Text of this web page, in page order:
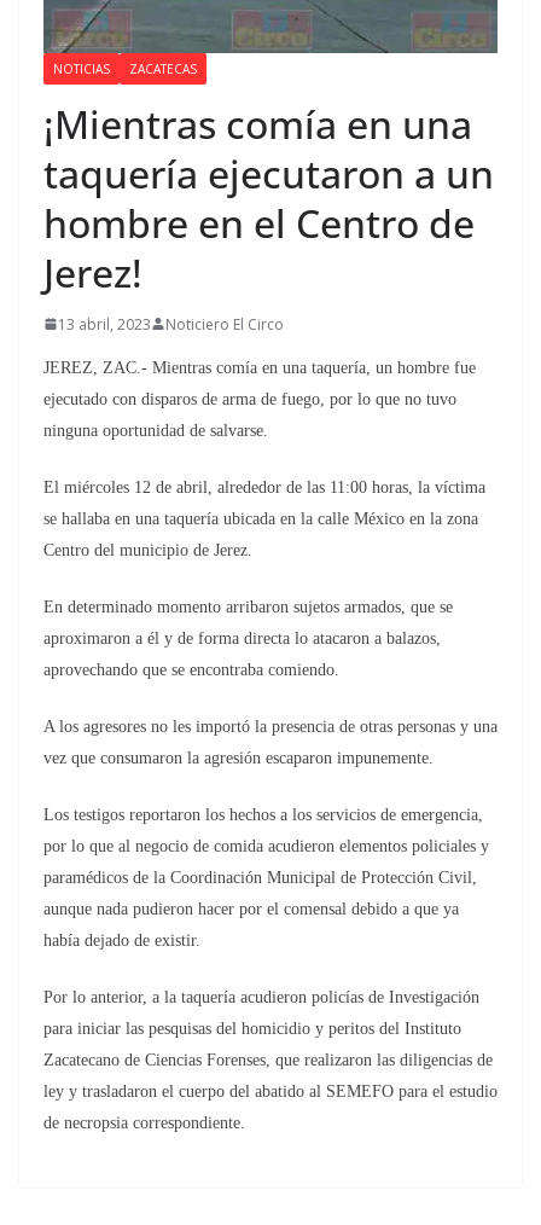
NOTICIAS ZACATECAS
¡Mientras comía en una
taquería ejecutaron a un
hombre en el Centro de
Jerez!
13 abril, 2023 Noticiero El Circo
JEREZ, ZAC.- Mientras comía en una taquería, un hombre fue
ejecutado con disparos de arma de fuego, por lo que no tuvo
ninguna oportunidad de salvarse.
El miércoles 12 de abril, alrededor de las 11:00 horas, la víctima
se hallaba en una taquería ubicada en la calle México en la zona
Centro del municipio de Jerez.
En determinado momento arribaron sujetos armados, que se
aproximaron a él y de forma directa lo atacaron a balazos,
aprovechando que se encontraba comiendo.
A los agresores no les importó la presencia de otras personas y una
vez que consumaron la agresión escaparon impunemente.
Los testigos reportaron los hechos a los servicios de emergencia,
por lo que al negocio de comida acudieron elementos policiales y
paramédicos de la Coordinación Municipal de Protección Civil,
aunque nada pudieron hacer por el comensal debido a que ya
había dejado de existir.
Por lo anterior, a la taquería acudieron policías de Investigación
para iniciar las pesquisas del homicidio y peritos del Instituto
Zacatecano de Ciencias Forenses, que realizaron las diligencias de
ley y trasladaron el cuerpo del abatido al SEMEFO para el estudio
de necropsia correspondiente.